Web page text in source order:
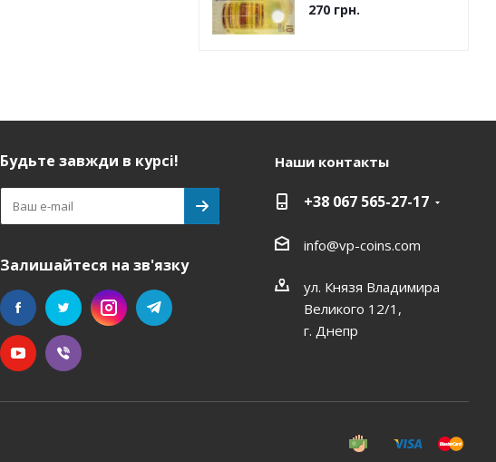
270грн.
Будьте завжди в курсі!
Залишайтеся на зв'язку
Наши контакты
+38 067 565-27-17
info@vp-coins.com
ул. Князя Владимира
Великого 12/1,
г. Днепр